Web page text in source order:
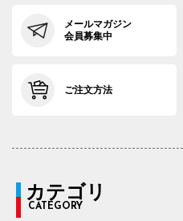
メールマガジン
会員募集中
ご注文方法
カテゴリ
CATEGORY